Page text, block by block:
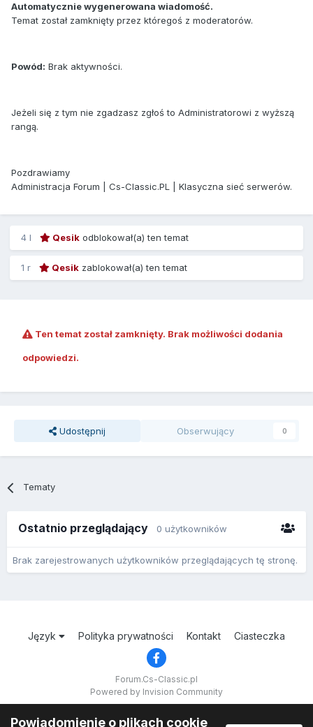
Automatycznie wygenerowana wiadomość.
Temat został zamknięty przez któregoś z moderatorów.
Powód: Brak aktywności.
Jeżeli się z tym nie zgadzasz zgłoś to Administratorowi z wyższą
rangą.
Pozdrawiamy
Administracja Forum | Cs-Classic.PL | Klasyczna sieć serwerów.
4 l Qesik odblokował(a) ten temat
1 r Qesik zablokował(a) ten temat
Ten temat został zamknięty. Brak możliwości dodania
odpowiedzi.
Udostępnij Obserwujący 0
Tematy
Ostatnio przeglądający 0 użytkowników
Brak zarejestrowanych użytkowników przeglądających tę stronę.
Język Polityka prywatności Kontakt Ciasteczka
Forum.Cs-Classic.pl
Powered by Invision Community
Powiadomienie o plikach cookie